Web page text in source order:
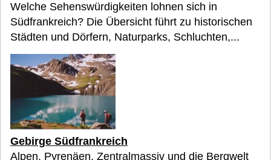
Welche Sehenswürdigkeiten lohnen sich in
Südfrankreich? Die Übersicht führt zu historischen
Städten und Dörfern, Naturparks, Schluchten,...
Gebirge Südfrankreich
Alpen, Pyrenäen, Zentralmassiv und die Bergwelt